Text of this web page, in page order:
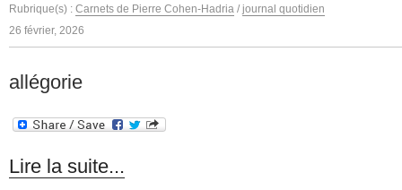
Rubrique(s) : Carnets de Pierre Cohen-Hadria / journal quotidien
26 février, 2026
allégorie
Lire la suite...